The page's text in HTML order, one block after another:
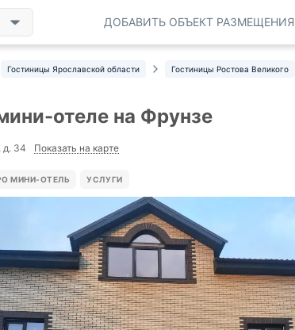
ДОБАВИТЬ ОБЪЕКТ РАЗМЕЩЕНИЯ
Гостиницы Ярославской области Гостиницы Ростова Великого
отеле на Фрунзе
д. 34 Показать на карте
МИНИ-ОТЕЛЬ УСЛУГИ